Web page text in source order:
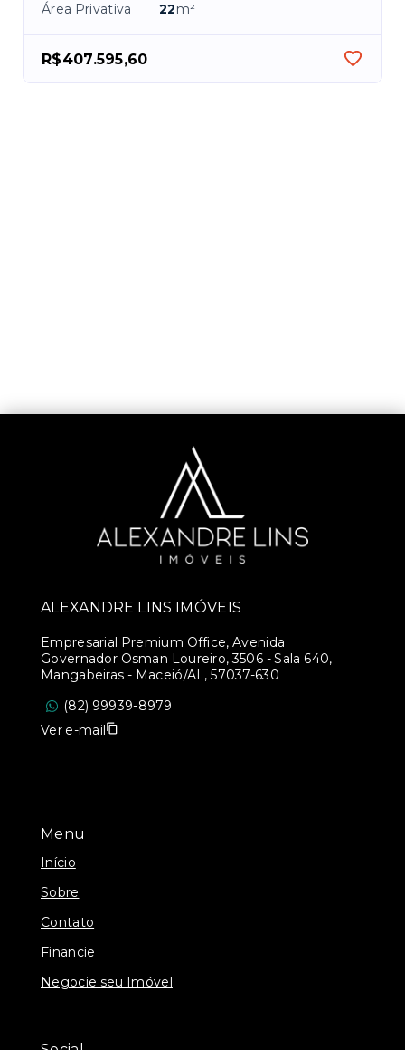
Área Privativa
22m²
R$407.595,60
Menu
Início
Sobre
Contato
Financie
Negocie seu Imóvel
ALEXANDRE LINS IMÓVEIS
Empresarial Premium Office, Avenida
Governador Osman Loureiro, 3506 - Sala 640,
Mangabeiras - Maceió/AL, 57037-630
(82) 99939-8979
Ver e-mail